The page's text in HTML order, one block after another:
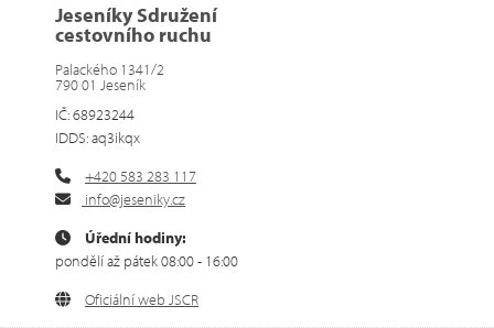
Jeseníky Sdružení
cestovního ruchu
Palackého 1341/2
790 01 Jeseník
IČ: 68923244
IDDS: aq3ikqx
+420 583 283 117
info@jeseniky.cz
Úřední hodiny:
pondělí až pátek 08:00 - 16:00
Oficiální web JSCR